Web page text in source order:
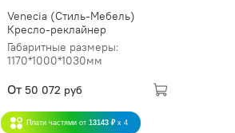
Venecia (Стиль-Мебель)
Кресло-реклайнер
Габаритные размеры:
1170*1000*1030мм
От 50 072 руб
Плати частями от 13143 ₽ x 4